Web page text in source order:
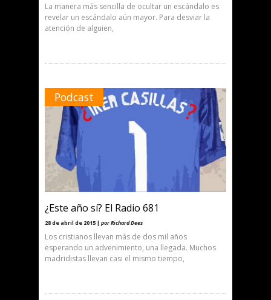
La manera más sencilla de ocultar un escándalo es
revelar un escándalo aún mayor. Para desviar la
atención de alguien,
Podcast
¿Este año sí? El Radio 681
28 de abril de 2015 | por Richard Dees
Los cristianos llevan más de dos mil años
esperando un advenimiento, una llegada. Muchos
madridistas llevan casi el mismo tiempo,